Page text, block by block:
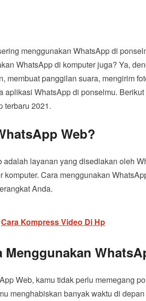
menggunakan WhatsApp di
WhatsApp di komputer juga? Ya,
membuat panggilan suara, mengirim
aplikasi WhatsApp di ponselmu.
terbaru 2021.
Web?
adalah layanan yang disediakan oleh
komputer. Cara menggunakan
Anda.
Cara Kompress Video Di Hp
Menggunakan
Web, kamu tidak perlu memegang
menghabiskan banyak waktu di